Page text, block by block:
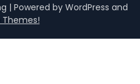
| Powered by WordPress and
Themes!